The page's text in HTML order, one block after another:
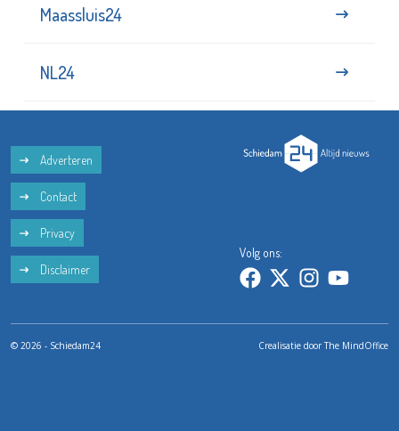
Maassluis24
NL24
Adverteren
Contact
Privacy
Disclaimer
Volg ons:
© 2026 - Schiedam24 Crealisatie door The MindOffice